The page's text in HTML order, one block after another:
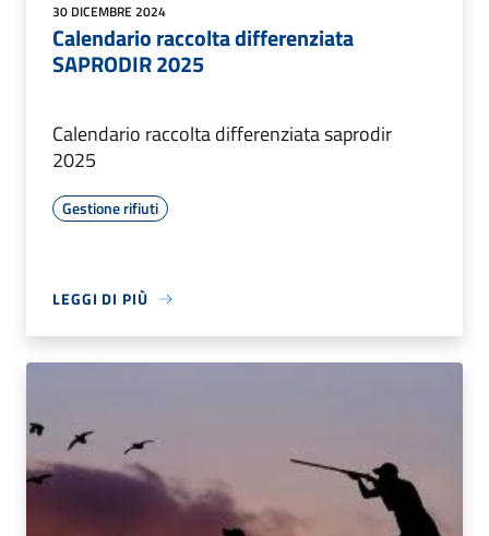
30 DICEMBRE 2024
Calendario raccolta differenziata
SAPRODIR 2025
Calendario raccolta differenziata saprodir
2025
Gestione rifiuti
LEGGI DI PIÙ